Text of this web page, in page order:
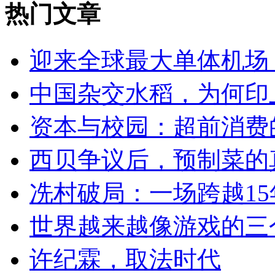
热门文章
迎来全球最大单体机
中国杂交水稻，为何
资本与校园：超前消
西贝争议后，预制菜
冼村破局：一场跨越
世界越来越像游戏的
许纪霖，取法时代